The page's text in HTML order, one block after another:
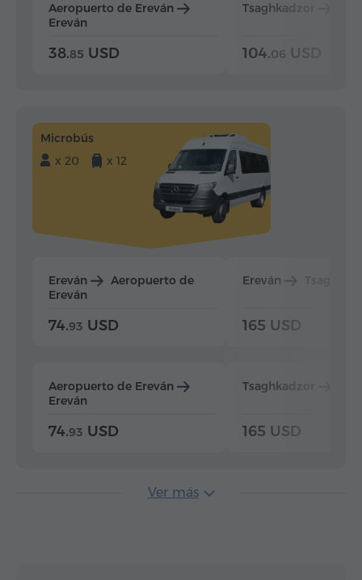
Aeropuerto de Ereván
Ereván
38.85 USD
Tsaghkadzor
104.06 USD
Microbús
x 20
x 12
Ereván
Aeropuerto de
Ereván
74.93 USD
Aeropuerto de Ereván
Ereván
74.93 USD
Ereván
165 USD
Tsaghkadzor
165 USD
Ver más